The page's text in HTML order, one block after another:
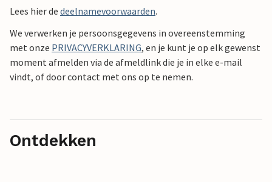
Lees hier de deelnamevoorwaarden.
We verwerken je persoonsgegevens in overeenstemming
met onze PRIVACYVERKLARING, en je kunt je op elk gewenst
moment afmelden via de afmeldlink die je in elke e-mail
vindt, of door contact met ons op te nemen.
Ontdekken